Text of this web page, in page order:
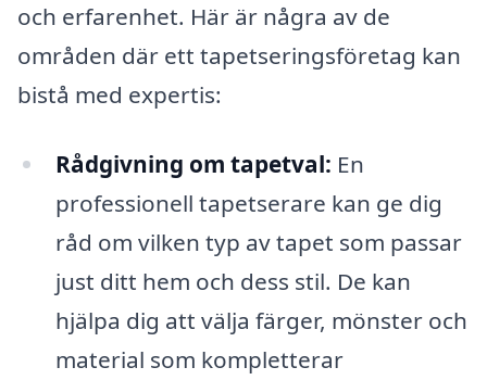
och erfarenhet. Här är några av de
områden där ett tapetseringsföretag kan
bistå med expertis:
Rådgivning om tapetval: En
professionell tapetserare kan ge dig
råd om vilken typ av tapet som passar
just ditt hem och dess stil. De kan
hjälpa dig att välja färger, mönster och
material som kompletterar